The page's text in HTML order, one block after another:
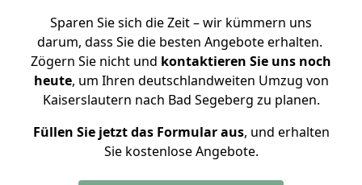
Sparen Sie sich die Zeit – wir kümmern uns
darum, dass Sie die besten Angebote erhalten.
Zögern Sie nicht und kontaktieren Sie uns noch
heute, um Ihren deutschlandweiten Umzug von
Kaiserslautern nach Bad Segeberg zu planen.
Füllen Sie jetzt das Formular aus, und erhalten
Sie kostenlose Angebote.